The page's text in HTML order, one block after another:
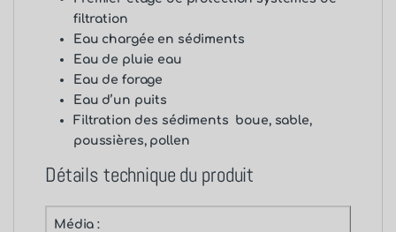
filtration
Eau chargée en sédiments
Eau de pluie eau
Eau de forage
Eau d’un puits
Filtration des sédiments boue, sable,
poussières, pollen
Détails technique du produit
Média :